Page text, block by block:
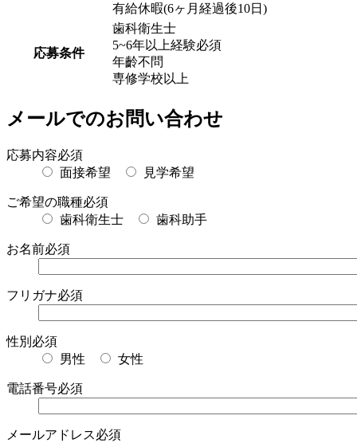
有給休暇(6ヶ月経過後10日)
応募条件
歯科衛生士
5~6年以上経験必須
年齡不問
専修学校以上
メールでのお問い合わせ
応募内容必須
面接希望
見学希望
ご希望の職種必須
歯科衛生士
歯科助手
お名前必須
フリガナ必須
性別 必須
男性
女性
電話番号必須
メールアドレス必須